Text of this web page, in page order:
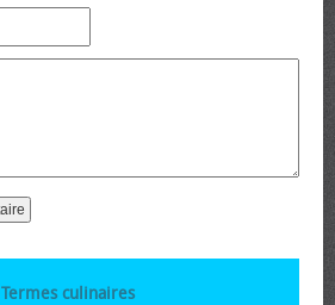
Termes culinaires